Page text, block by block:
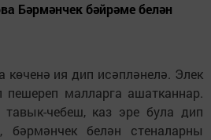
Бәрмәнчек бәйрәме белән
көченә ия дип исәпләнелә. Элек
малларга ашатканнар.
чебеш, каз эре була дип
бәрмәнчек белән стеналар­ны